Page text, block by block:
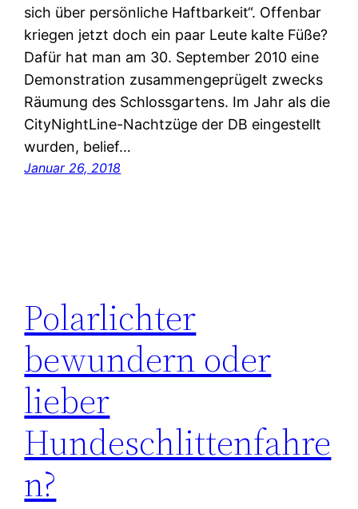
sich über persönliche Haftbarkeit“. Offenbar
kriegen jetzt doch ein paar Leute kalte Füße?
Dafür hat man am 30. September 2010 eine
Demonstration zusammengeprügelt zwecks
Räumung des Schlossgartens. Im Jahr als die
CityNightLine-Nachtzüge der DB eingestellt
wurden, belief…
Januar 26, 2018
Polarlichter
bewundern oder
lieber
Hundeschlittenfahre
n?